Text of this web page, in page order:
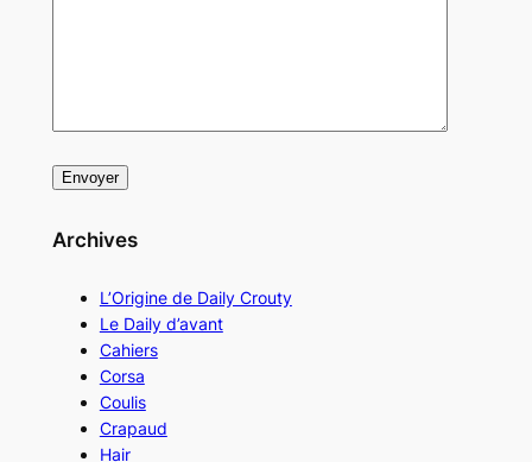
Archives
L’Origine de Daily Crouty
Le Daily d’avant
Cahiers
Corsa
Coulis
Crapaud
Hair